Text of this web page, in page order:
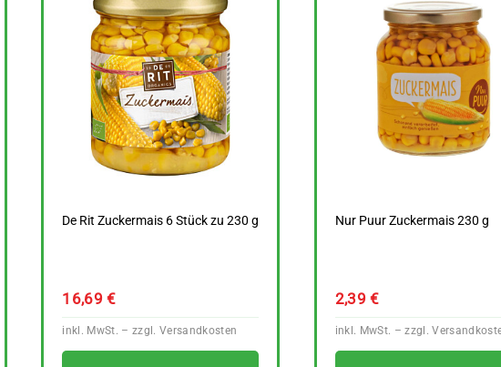
De Rit Zuckermais 6 Stück zu 230 g
16,69€
Nur Puur Zuckermais 230 g
2,39€